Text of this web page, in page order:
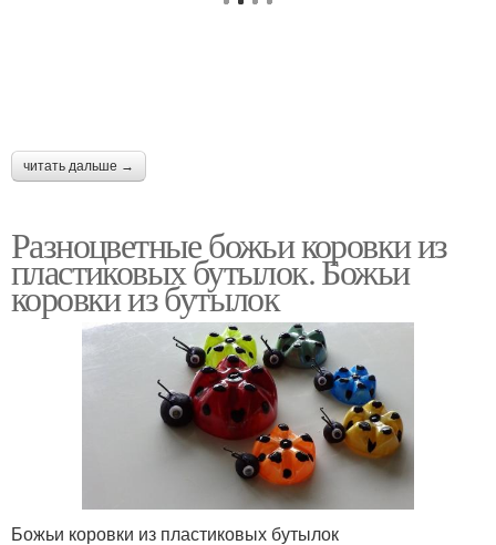
читать дальше →
Разноцветные божьи коровки из
пластиковых бутылок. Божьи
коровки из бутылок
Божьи коровки из пластиковых бутылок